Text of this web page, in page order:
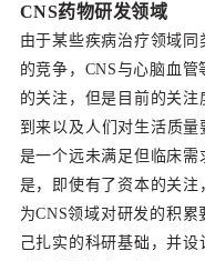
CNS药物研发领域
由于某些疾病治疗领域
的竞争，CNS与心脑血
的关注，但是目前的关
到来以及人们对生活质
是一个远未满足但临床
是，即使有了资本的关注
为CNS领域对研发的积
己扎实的科研基础，并